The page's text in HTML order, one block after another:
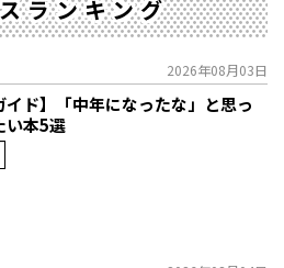
ランキング
2026年08月03日
イド】「中年になったな」と思っ
い本5選